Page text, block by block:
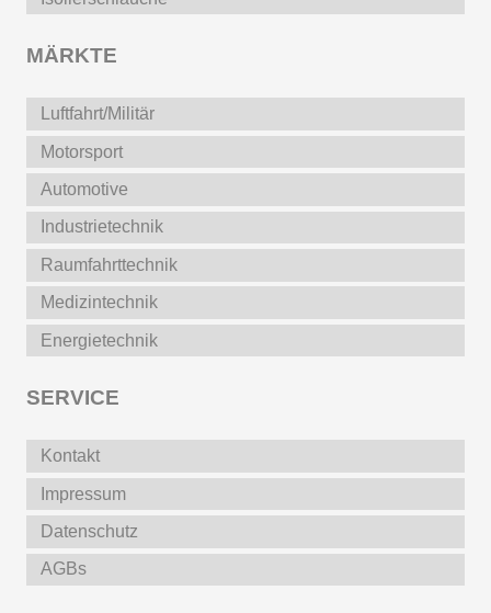
MÄRKTE
Luftfahrt/Militär
Motorsport
Automotive
Industrietechnik
Raumfahrttechnik
Medizintechnik
Energietechnik
SERVICE
Kontakt
Impressum
Datenschutz
AGBs